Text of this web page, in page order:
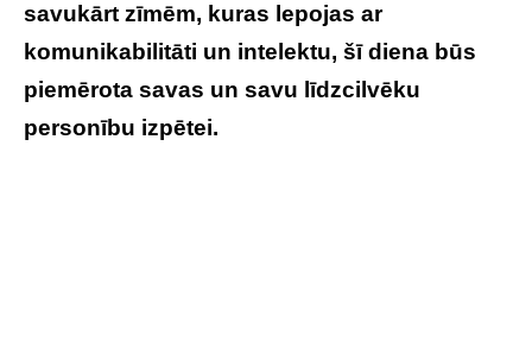
savukārt zīmēm, kuras lepojas ar
komunikabilitāti un intelektu, šī diena būs
piemērota savas un savu līdzcilvēku
personību izpētei.